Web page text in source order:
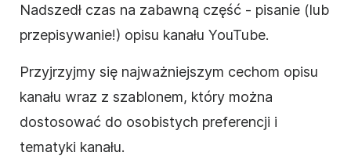
Nadszedł czas na zabawną część - pisanie (lub
przepisywanie!) opisu kanału YouTube.
Przyjrzyjmy się najważniejszym cechom opisu
kanału wraz z szablonem, który można
dostosować do osobistych preferencji i
tematyki kanału.